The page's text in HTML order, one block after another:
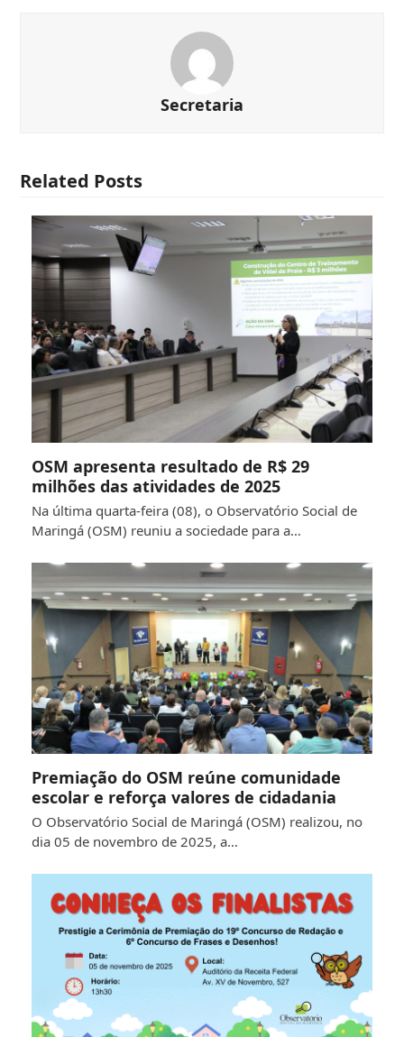
Secretaria
Related Posts
OSM apresenta resultado de R$ 29
milhões das atividades de 2025
Na última quarta-feira (08), o Observatório Social de
Maringá (OSM) reuniu a sociedade para a…
Premiação do OSM reúne comunidade
escolar e reforça valores de cidadania
O Observatório Social de Maringá (OSM) realizou, no
dia 05 de novembro de 2025, a…